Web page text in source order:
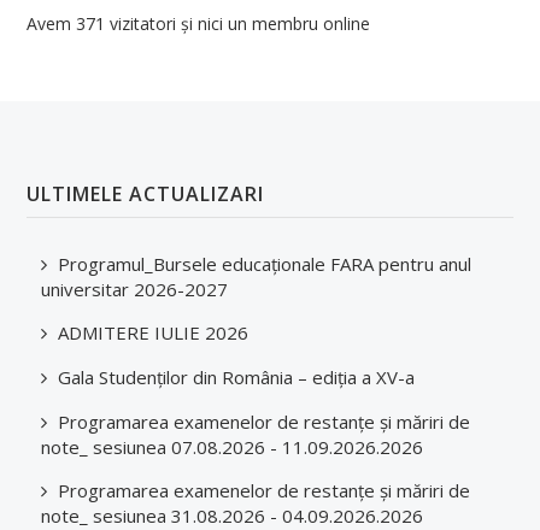
Departamentul Medicină Dentară
Documente
Alegeri academice
CERCETARE
Laboratoare FMF si SDSBM
Centre de cercetare
Avem 371 vizitatori și nici un membru online
ULTIMELE ACTUALIZARI
Programul_Bursele educaționale FARA pentru anul
universitar 2026-2027
ADMITERE IULIE 2026
Gala Studenților din România – ediția a XV-a
Programarea examenelor de restanțe și măriri de
note_ sesiunea 07.08.2026 - 11.09.2026.2026
Programarea examenelor de restanțe și măriri de
note_ sesiunea 31.08.2026 - 04.09.2026.2026